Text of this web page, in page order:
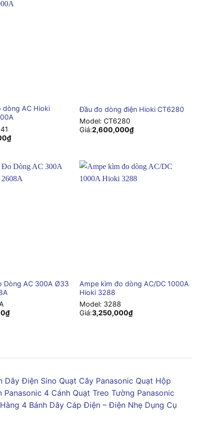
dòng AC Hioki
₫
Đầu đo dòng điện Hioki CT6280
Model: CT6280
Giá:2,600,000₫
Dòng AC 300A Ø33
₫
Ampe kìm đo dòng AC/DC 1000A
Hioki 3288
Model: 3288
Giá:3,250,000₫
Dây Điện Sino Quạt Cây Panasonic Quạt Hộp
Panasonic 4 Cánh Quạt Treo Tường Panasonic
4 Bánh Dây Cáp Điện – Điện Nhẹ Dụng Cụ